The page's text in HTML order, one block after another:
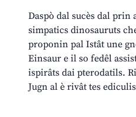
Daspò dal sucès dal
simpatics dinosauruts
proponin pal Istât une
Einsaur e il so fedêl
ispirâts dai pterodatils.
Jugn al è rivât tes